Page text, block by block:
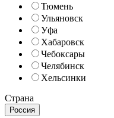
Тюмень
Ульяновск
Уфа
Хабаровск
Чебоксары
Челябинск
Хельсинки
Страна
Россия